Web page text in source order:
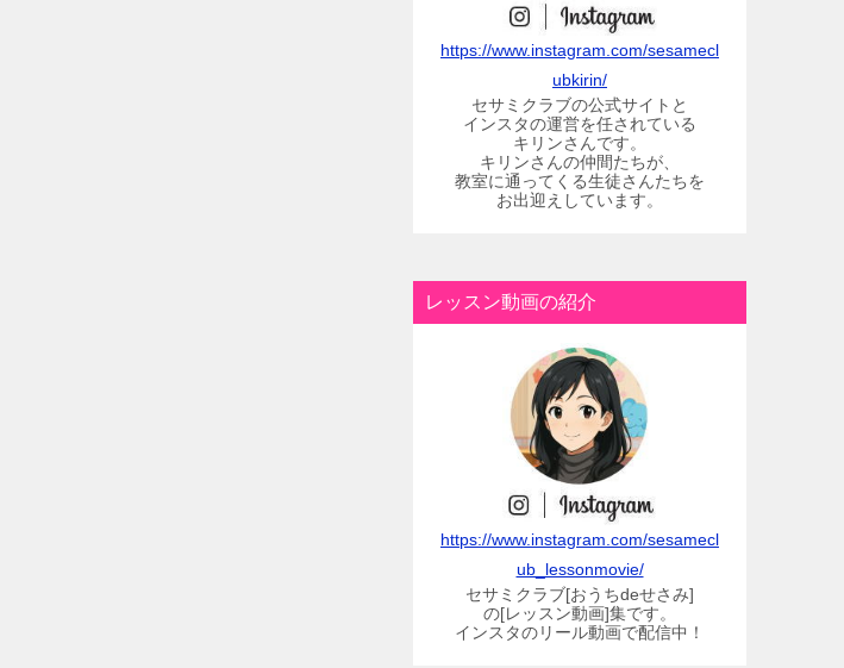
https://www.instagram.com/sesamecl
ubkirin/
セサミクラブの公式サイトと
インスタの運営を任されている
キリンさんです。
キリンさんの仲間たちが、
教室に通ってくる生徒さんたちを
お出迎えしています。
レッスン動画の紹介
https://www.instagram.com/sesamecl
ub_lessonmovie/
セサミクラブ[おうちdeせさみ]
の[レッスン動画]集です。
インスタのリール動画で配信中！